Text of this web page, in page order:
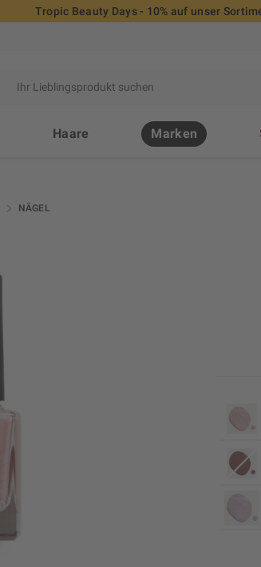
Tropic Beauty Days - 10% auf unser
Haare Marken
NÄGEL